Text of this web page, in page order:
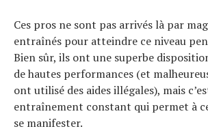
Ces pros ne sont pas arrivés là par
entraînés pour atteindre ce niveau
Bien sûr, ils ont une superbe
de hautes performances (et
ont utilisé des aides illégales), mais
entraînement constant qui permet à
se manifester.